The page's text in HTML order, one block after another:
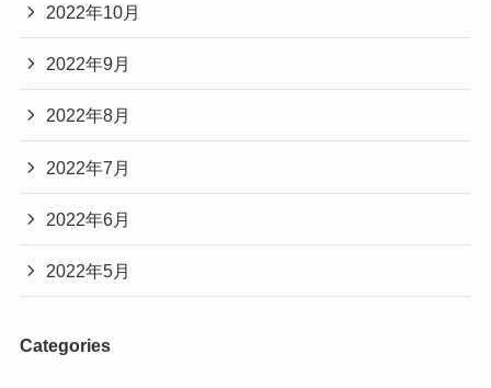
2022年10月
2022年9月
2022年8月
2022年7月
2022年6月
2022年5月
Categories